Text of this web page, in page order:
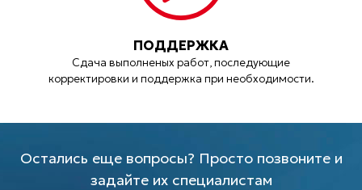
ПОДДЕРЖКА
Сдача выполненых работ, последующие
корректировки и поддержка при необходимости.
Остались еще вопросы? Просто позвоните и
задайте их специалистам